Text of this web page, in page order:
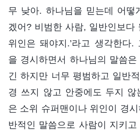
무 낮아. 하나님을 믿는데 어떻
겠어? 비범한 사람, 일반인보다
위인은 돼야지.’라고 생각한다
을 경시하면서 하나님의 말씀
긴 하지만 너무 평범하고 일반
경 쓰지 않고 안중에도 두지 않
은 소위 슈퍼맨이나 위인이 경
반적인 말씀으로 사람이 지키